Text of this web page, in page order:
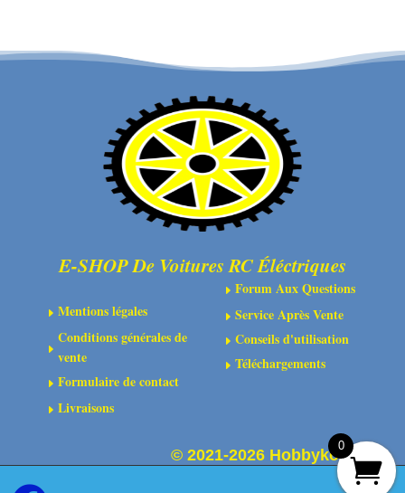
E-SHOP De Voitures RC Éléctriques
EMentions légales
E
Conditions générales de
vente
EFormulaire de contact
ELivraisons
E Forum Aux Questions
E Service Après Vente
E Conseils d'utilisation
E Téléchargements
© 2021-2026 Hobbykoo
0